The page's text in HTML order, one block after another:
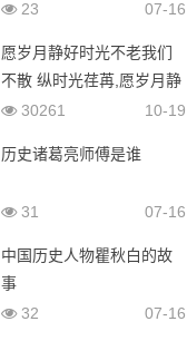
07-16
23
愿岁月静好时光不老我们
不散 纵时光荏苒,愿岁月静
好
10-19
30261
历史诸葛亮师傅是谁
07-16
31
中国历史人物瞿秋白的故
事
07-16
32